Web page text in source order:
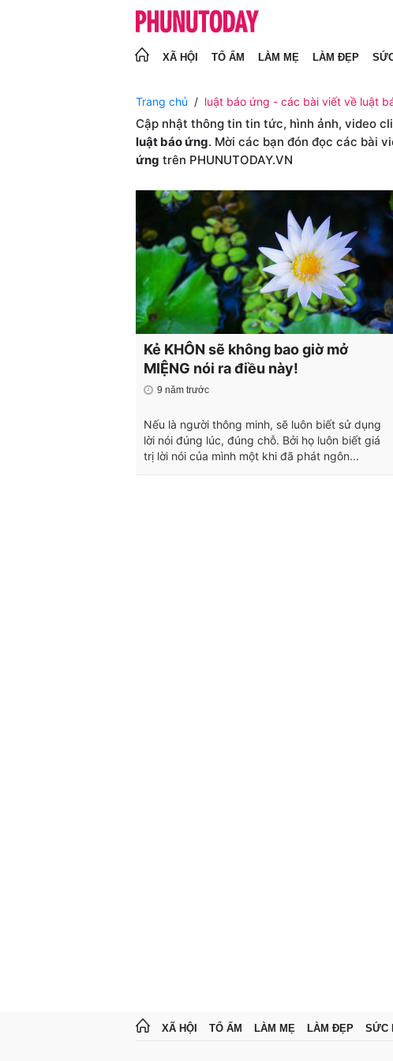
XÃ HỘI TỔ ẤM LÀM MẸ LÀM ĐẸP
Trang chủ luật báo ứng - các bài viết về luật
Cập nhật thông tin tin tức, hình ảnh, video
luật báo ứng. Mời các bạn đón đọc các bài
ứng trên PHUNUTODAY.VN
Kẻ KHÔN sẽ không bao giờ mở
MIỆNG nói ra điều này!
9 năm trước
Nếu là người thông minh, sẽ luôn biết sử dụng
lời nói đúng lúc, đúng chỗ. Bởi họ luôn biết giá
trị lời nói của mình một khi đã phát ngôn...
XÃ HỘI TỔ ẤM LÀM MẸ LÀM ĐẸP SỨC